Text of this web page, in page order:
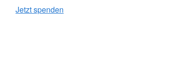
Jetzt spenden